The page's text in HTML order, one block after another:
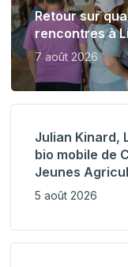
Retour sur
rencontres à
7 août 2026
Julian Kinard,
bio mobile de
Jeunes
5 août 2026